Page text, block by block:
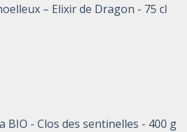
– Elixir de Dragon - 75 cl
BIO - Clos des sentinelles - 400 g